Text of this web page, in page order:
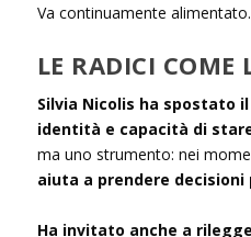
Va continuamente alimentato.
LE RADICI COME
Silvia Nicolis ha spostato
identità e capacità di
ma uno strumento: nei
aiuta a prendere decisioni
Ha invitato anche a